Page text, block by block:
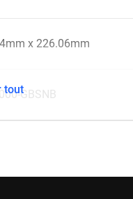
x 226.06mm
GBSNB
tout